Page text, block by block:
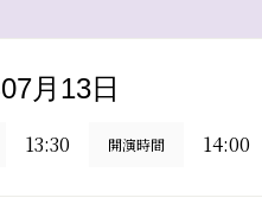
月13日
13:30 開演時間 14:00